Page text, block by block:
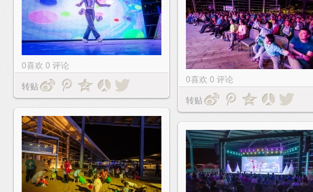
0喜欢 0 评论
转贴
0喜欢 0 评论
转贴